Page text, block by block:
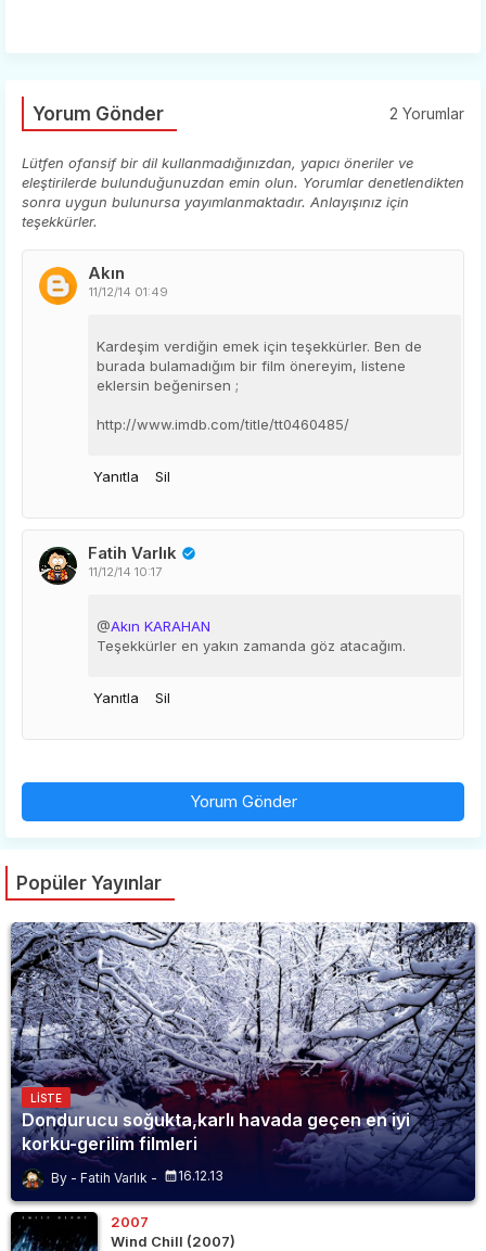
Yorum Gönder 2 Yorumlar
Lütfen ofansif bir dil kullanmadığınızdan, yapıcı öneriler ve
eleştirilerde bulunduğunuzdan emin olun. Yorumlar denetlendikten
sonra uygun bulunursa yayımlanmaktadır. Anlayışınız için
teşekkürler.
Akın
11/12/14 01:49
Kardeşim verdiğin emek için teşekkürler. Ben de
burada bulamadığım bir film önereyim, listene
eklersin beğenirsen ;
http://www.imdb.com/title/tt0460485/
Yanıtla Sil
Fatih Varlık
11/12/14 10:17
@Akın KARAHAN
Teşekkürler en yakın zamanda göz atacağım.
Yanıtla Sil
Yorum Gönder
Popüler Yayınlar
LISTE
Dondurucu soğukta,karlı havada geçen en iyi
korku-gerilim filmleri
Fatih Varlık 16.12.13
2007
Wind Chill (2007)